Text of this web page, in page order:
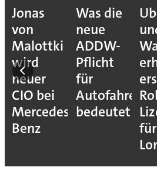
Jonas
von
Malottki
wird
neuer
CIO bei
Mercedes-
Benz
Was die
neue
ADDW-
Pflicht
für
Autofahrer
bedeutet
für